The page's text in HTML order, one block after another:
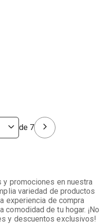
de 7
y promociones en nuestra
variedad de productos
experiencia de compra
de tu hogar. ¡No
y descuentos exclusivos!